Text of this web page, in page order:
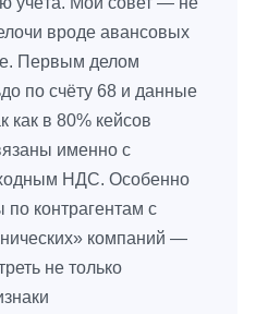
вроде авансовых
Первым делом
по счёту 68 и данные
как в 80% кейсов
именно с
НДС. Особенно
по контрагентам с
компаний —
не только